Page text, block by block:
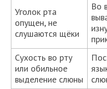
Уголок рта
опущен, не
слушаются щёки
Во
Сухость во рту
или обильное
выделение слюны